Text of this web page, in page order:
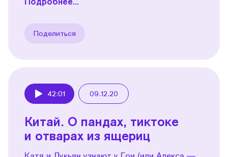
Поделиться
42:01 09.12.20
Китай. О пандах, тиктоке
и отварах из ящериц
Катя и Лукьян узнают у Гои (или Алекса —